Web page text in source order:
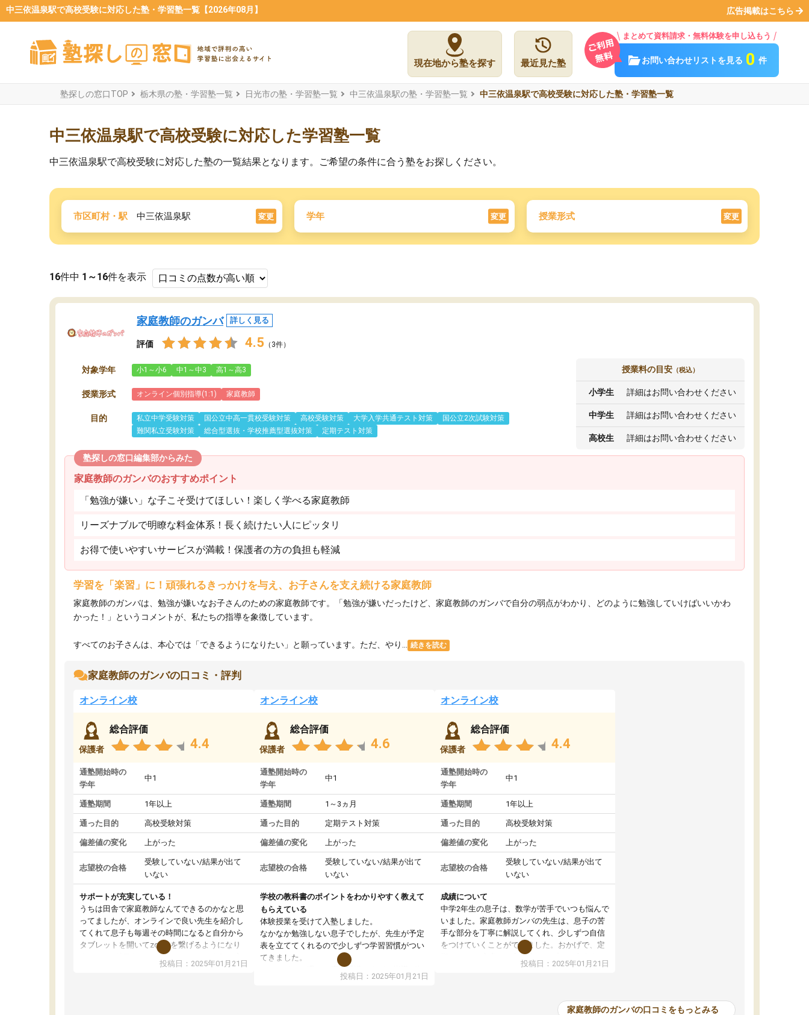
中三依温泉駅で高校受験に対応した塾・学習塾一覧【2026年08月】 広告掲載はこちら
現在地から塾を探す 最近見た塾
まとめて資料請求・無料体験を申し込もう
お問い合わせリストを見る 0 件
塾探しの窓口TOP 栃木県の塾・学習塾一覧 日光市の塾・学習塾一覧 中三依温泉駅の塾・学習塾一覧 中三依温泉駅で高校受験に対応した塾・学習塾一覧
中三依温泉駅で高校受験に対応した学習塾一覧
中三依温泉駅で高校受験に対応した塾の一覧結果となります。ご希望の条件に合う塾をお探しください。
市区町村・駅 中三依温泉駅 変更 学年 変更 授業形式 変更
16件中 1～16件を表示
家庭教師のガンバ 詳しく見る
評価 4.5 （3件）
対象学年 小1～小6 中1～中3 高1～高3
授業形式 オンライン個別指導(1:1) 家庭教師
目的 私立中学受験対策 国公立中高一貫校受験対策 高校受験対策 大学入学共通テスト対策
国公立2次試験対策
難関私立受験対策
総合型選抜・学校推薦型選抜対策 定期テスト対策
授業料の目安 （税込）
小学生 詳細はお問い合わせください
中学生 詳細はお問い合わせください
高校生 詳細はお問い合わせください
塾探しの窓口編集部からみた
家庭教師のガンバのおすすめポイント
「勉強が嫌い」な子こそ受けてほしい！楽しく学べる家庭教師
リーズナブルで明瞭な料金体系！長く続けたい人にピッタリ
お得で使いやすいサービスが満載！保護者の方の負担も軽減
学習を「楽習」に！頑張れるきっかけを与え、お子さんを支え続ける家庭教師
家庭教師のガンバは、勉強が嫌いなお子さんのための家庭教師です。「勉強が嫌いだったけど、家庭教師のガンバで自分の弱点がわかり、どのように勉強していけばいいかわ
かった！」というコメントが、私たちの指導を象徴しています。
すべてのお子さんは、本心では「できるようになりたい」と願っています。ただ、やり... 続きを読む
家庭教師のガンバの口コミ・評判
オンライン校
保護者
総合評価
4.4
通塾開始時の
学年
中1
通塾期間 1年以上
通った目的 高校受験対策
偏差値の変化 上がった
志望校の合格
受験していない/結果が出て
いない
サポートが充実している！
うちは田舎で家庭教師なんてできるのかなと思
ってましたが、オンラインで良い先生を紹介し
てくれて息子も毎週その時間になると自分から
タブレットを開いてzoomを繋げるようになり
ました！5科目なんでもOKなのもとても気に入
投稿日：2025年01月21日
オンライン校
保護者
総合評価
4.6
通塾開始時の
学年
中1
通塾期間 1～3ヵ月
通った目的 定期テスト対策
偏差値の変化 上がった
志望校の合格
受験していない/結果が出て
いない
学校の教科書のポイントをわかりやすく教えて
もらえている
体験授業を受けて入塾しました。
なかなか勉強しない息子でしたが、先生が予定
表を立ててくれるので少しずつ学習習慣がつい
てきました。
オンラインで週に一度の受講ですが、指導が無
い日も予定表に基づいて勉強したり、LINEでわ
投稿日：2025年01月21日
オンライン校
保護者
総合評価
4.4
通塾開始時の
学年
中1
通塾期間 1年以上
通った目的 高校受験対策
偏差値の変化 上がった
志望校の合格
受験していない/結果が出て
いない
成績について
中学2年生の息子は、数学が苦手でいつも悩んで
いました。家庭教師ガンバの先生は、息子の苦
手な部分を丁寧に解説してくれ、少しずつ自信
をつけていくことができました。おかげで、定
期テストの成績が10点以上アップし、本人もと
投稿日：2025年01月21日
家庭教師のガンバの口コミをもっとみる